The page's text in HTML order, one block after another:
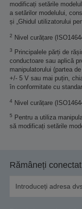
modificați setările
a setărilor modelului,
și „Ghidul utilizatorului
2 Nivel curățare
3
Principalele părți de
conductoare sau aplică
manipulatorului (partea
+/- 5 V sau mai puțin,
în conformitate cu
4 Nivel curățare
5
Pentru a utiliza
să modificați setările
Rămâneți